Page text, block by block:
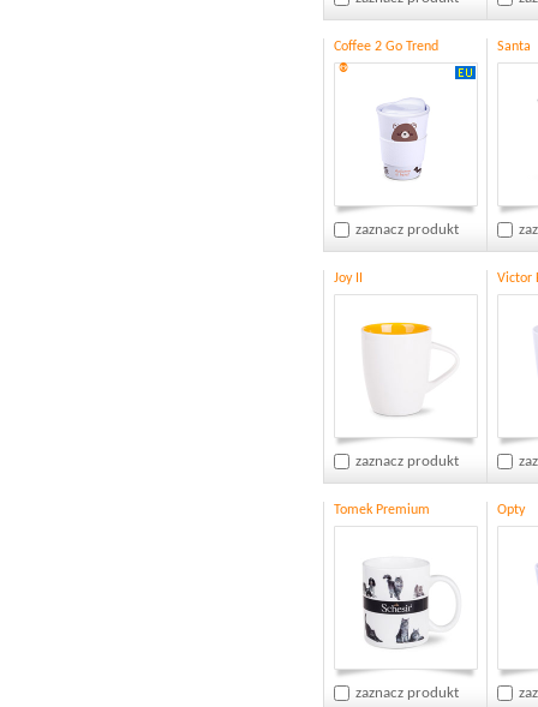
Coffee 2 Go Trend
®
zaznacz produkt
Santa
Joy II
zaznacz produkt
Victor
Tomek Premium
zaznacz produkt
Opty